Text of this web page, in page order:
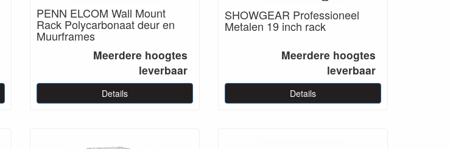
PENN ELCOM Wall Mount
Rack Polycarbonaat deur en
Muurframes
Meerdere hoogtes
leverbaar
Details
SHOWGEAR Professioneel
Metalen 19 inch rack
Meerdere hoogtes
leverbaar
Details